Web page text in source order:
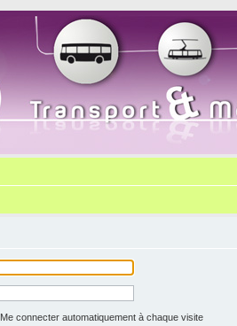
Me connecter automatiquement à chaque visite